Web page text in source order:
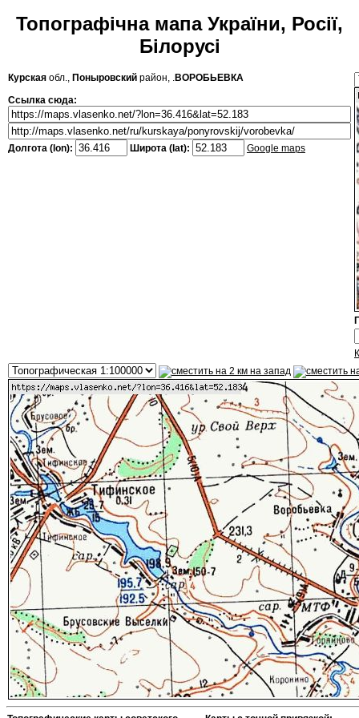
Топографічна мапа України, Росії,
Білорусі
Курская обл., Поныровский район, .ВОРОБЬЕВКА
Ссылка сюда:
Долгота (lon): Широта (lat): Google maps